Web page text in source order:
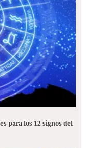
para los 12 signos del